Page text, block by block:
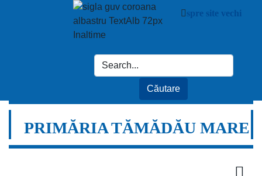
spre site vechi
PRIMĂRIA TĂMĂDĂU MARE